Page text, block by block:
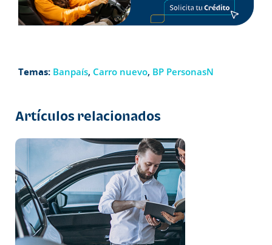
Temas: Banpaís, Carro nuevo, BP PersonasN
Artículos relacionados